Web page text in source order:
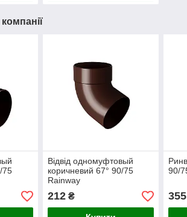
75
Відвід одномуфтовый
коричневий 67° 90/75
Rainway
212₴
90/